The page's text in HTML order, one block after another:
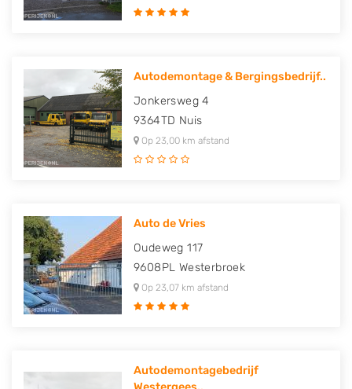
Autodemontage & Bergingsbedrijf..
Jonkersweg 4
9364TD Nuis
Op 23,00 km afstand
Auto de Vries
Oudeweg 117
9608PL Westerbroek
Op 23,07 km afstand
Autodemontagebedrijf